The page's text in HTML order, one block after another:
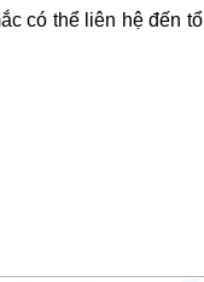
có thể liên hệ đến